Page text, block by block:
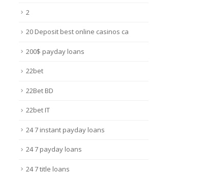
2
20 Deposit best online casinos ca
200$ payday loans
22bet
22Bet BD
22bet IT
24 7 instant payday loans
24 7 payday loans
24 7 title loans